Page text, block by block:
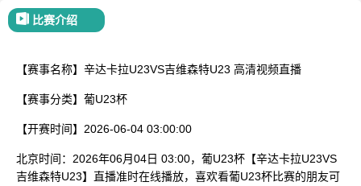
比赛介绍
【赛事名称】 辛达卡拉U23VS吉维森特U23 高清视频直播
【赛事分类】 葡U23杯
【开赛时间】 2026-06-04 03:00:00
北京时间：2026年06月04日 03:00，葡U23杯【辛达卡拉U23VS
吉维森特U23】直播准时在线播放，喜欢看葡U23杯比赛的朋友可